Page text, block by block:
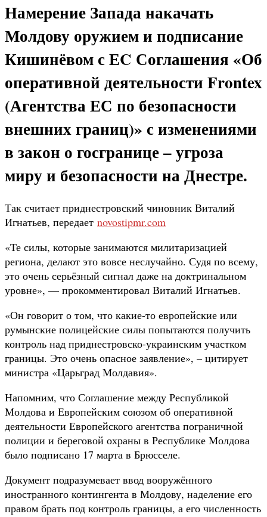
Намерение Запада накачать
Молдову оружием и подписание
Кишинёвом с ЕC Соглашения «Об
оперативной деятельности Frontex
(Агентства ЕС по безопасности
внешних границ)» с изменениями
в закон о госгранице – угроза
миру и безопасности на Днестре.
Так считает приднестровский чиновник Виталий
Игнатьев, передает novostipmr.com
«Те силы, которые занимаются милитаризацией
региона, делают это вовсе неслучайно. Судя по всему,
это очень серьёзный сигнал даже на доктринальном
уровне», — прокомментировал Виталий Игнатьев.
«Он говорит о том, что какие-то европейские или
румынские полицейские силы попытаются получить
контроль над приднестровско-украинским участком
границы. Это очень опасное заявление», – цитирует
министра «Царьград Молдавия».
Напомним, что Соглашение между Республикой
Молдова и Европейским союзом об оперативной
деятельности Европейского агентства пограничной
полиции и береговой охраны в Республике Молдова
было подписано 17 марта в Брюсселе.
Документ подразумевает ввод вооружённого
иностранного контингента в Молдову, наделение его
правом брать под контроль границы, а его численность